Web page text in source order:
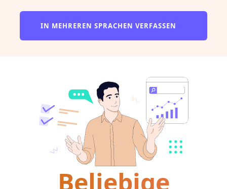
IN MEHREREN SPRACHEN VERFASSEN
Beliebige